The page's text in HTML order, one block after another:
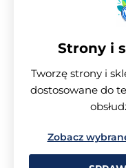
Strony i
Tworzę strony i
dostosowane do
Zobacz